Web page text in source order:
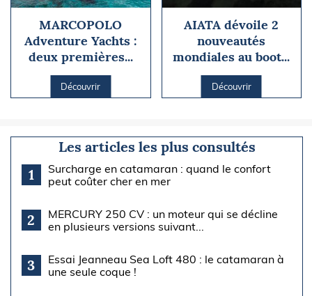
MARCOPOLO
Adventure Yachts :
deux premières...
Découvrir
AIATA dévoile 2
nouveautés
mondiales au boot...
Découvrir
Les articles les plus consultés
1
Surcharge en catamaran : quand le confort
peut coûter cher en mer
2
MERCURY 250 CV : un moteur qui se décline
en plusieurs versions suivant...
3
Essai Jeanneau Sea Loft 480 : le catamaran à
une seule coque !